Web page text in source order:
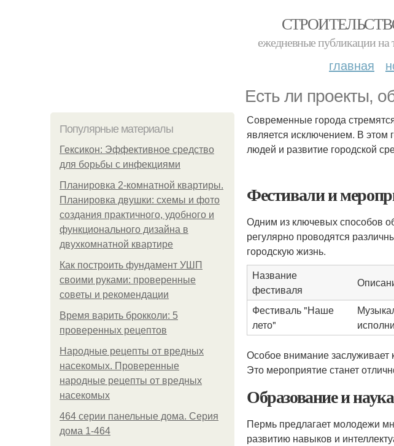
ежедневные публикации на
главная
Есть ли проекты,
Популярные материалы
Гексикон: Эффективное средство
для борьбы с инфекциями
Планировка 2-комнатной квартиры.
Планировка двушки: схемы и фото
создания практичного, удобного и
функционального дизайна в
двухкомнатной квартире
Как построить фундамент УШП
своими руками: проверенные
советы и рекомендации
Время варить брокколи: 5
проверенных рецептов
Народные рецепты от вредных
насекомых. Проверенные
народные рецепты от вредных
насекомых
464 серии панельные дома. Серия
дома 1-464
Современные города
является исключением. В этом
людей и развитие городской
Фестивали и
Одним из ключевых способов
регулярно проводятся
городскую жизнь.
Название
фестиваля
Фестиваль "Наше
лето"
Особое внимание заслуживает
Это мероприятие станет
Образование и наука
Пермь предлагает молодежи
развитию навыков и